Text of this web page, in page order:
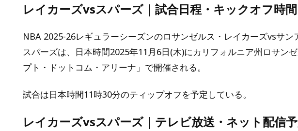
レイカーズvsスパーズ｜試合日程・キックオフ時間
NBA 2025-26レギュラーシーズンのロサンゼルス・レイカーズvsサン
スパーズは、日本時間2025年11月6日(木)にカリフォルニア州ロサン
プト・ドットコム・アリーナ」で開催される。
試合は日本時間11時30分のティップオフを予定している。
レイカーズvsスパーズ｜テレビ放送・ネット配信